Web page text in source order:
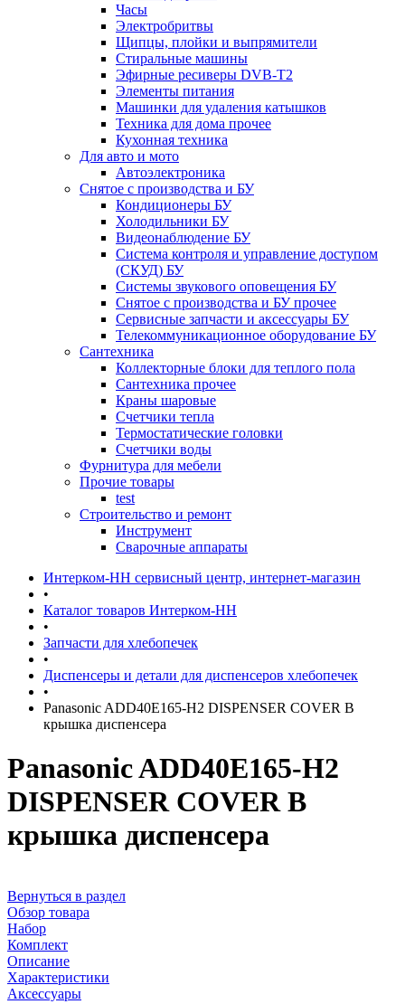
Часы
Электробритвы
Щипцы, плойки и выпрямители
Стиральные машины
Эфирные ресиверы DVB-T2
Элементы питания
Машинки для удаления катышков
Техника для дома прочее
Кухонная техника
Для авто и мото
Автоэлектроника
Снятое с производства и БУ
Кондиционеры БУ
Холодильники БУ
Видеонаблюдение БУ
Система контроля и управление доступом
(СКУД) БУ
Системы звукового оповещения БУ
Снятое с производства и БУ прочее
Сервисные запчасти и аксессуары БУ
Телекоммуникационное оборудование БУ
Сантехника
Коллекторные блоки для теплого пола
Сантехника прочее
Краны шаровые
Счетчики тепла
Термоcтатические головки
Счетчики воды
Фурнитура для мебели
Прочие товары
test
Строительство и ремонт
Инструмент
Сварочные аппараты
Интерком-НН сервисный центр, интернет-магазин
•
Каталог товаров Интерком-НН
•
Запчасти для хлебопечек
•
Диспенсеры и детали для диспенсеров хлебопечек
•
Panasonic ADD40E165-H2 DISPENSER COVER B
крышка диспенсера
Panasonic ADD40E165-H2
DISPENSER COVER B
крышка диспенсера
Вернуться в раздел
Обзор товара
Набор
Комплект
Описание
Характеристики
Аксессуары